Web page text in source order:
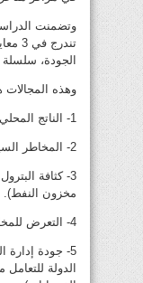
الجودة، سلسلة
وهذه
1- الناتج المحلي الإجمالي للفرد.
2- المخاطر السياسية بما فيها الإرهاب.
3- كثافة
مخزون النفط).
4- التعرض للمخاطر الطبيعية.
5- جودة إدارة
الدولة